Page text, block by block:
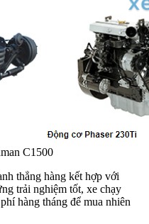
C1500
thẳng hàng kết hợp với
trải nghiệm tốt, xe chạy
hàng tháng để mua nhiên